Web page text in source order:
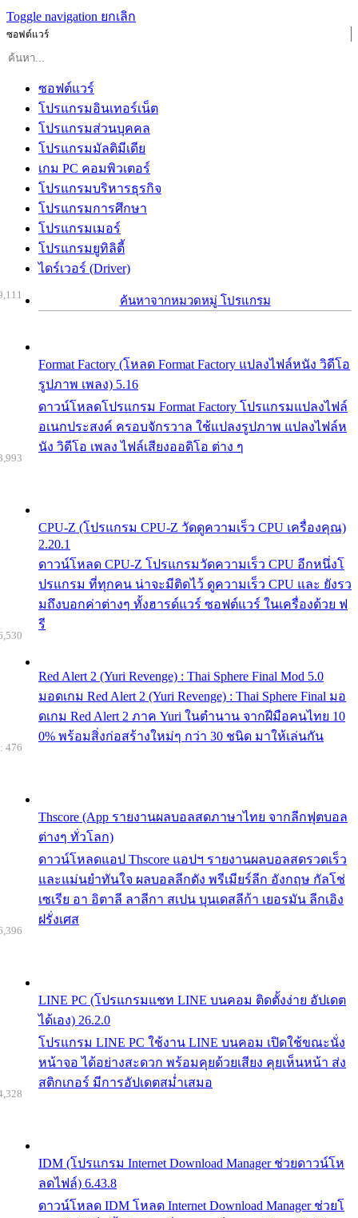
Toggle navigation ยกเลิก
ซอฟต์แวร์
ซอฟต์แวร์
โปรแกรมอินเทอร์เน็ต
โปรแกรมส่วนบุคคล
โปรแกรมมัลติมีเดีย
เกม PC คอมพิวเตอร์
โปรแกรมบริหารธุรกิจ
โปรแกรมการศึกษา
โปรแกรมเมอร์
โปรแกรมยูทิลิตี้
ไดร์เวอร์ (Driver)
ค้นหาจากหมวดหมู่ โปรแกรม
Format Factory (โหลด Format Factory แปลงไฟล์หนัง วิดีโอ
รูปภาพ เพลง) 5.16
ดาวน์โหลดโปรแกรม Format Factory โปรแกรมแปลงไฟล์
อเนกประสงค์ ครอบจักรวาล ใช้แปลงรูปภาพ แปลงไฟล์ห
นัง วิดีโอ เพลง ไฟล์เสียงออดิโอ ต่าง ๆ
CPU-Z (โปรแกรม CPU-Z วัดดูความเร็ว CPU เครื่องคุณ)
2.20.1
ดาวน์โหลด CPU-Z โปรแกรมวัดความเร็ว CPU อีกหนึ่งโ
ปรแกรม ที่ทุกคน น่าจะมีติดไว้ ดูความเร็ว CPU และ ยังรว
มถึงบอกค่าต่างๆ ทั้งฮารด์แวร์ ซอฟต์แวร์ ในเครื่องด้วย ฟ
รี
Red Alert 2 (Yuri Revenge) : Thai Sphere Final Mod 5.0
มอดเกม Red Alert 2 (Yuri Revenge) : Thai Sphere Final มอ
ดเกม Red Alert 2 ภาค Yuri ในตำนาน จากฝีมือคนไทย 10
0% พร้อมสิ่งก่อสร้างใหม่ๆ กว่า 30 ชนิด มาให้เล่นกัน
Thscore (App รายงานผลบอลสดภาษาไทย จากลีกฟุตบอล
ต่างๆ ทั่วโลก)
ดาวน์โหลดแอป Thscore แอปฯ รายงานผลบอลสดรวดเร็ว
และแม่นยำทันใจ ผลบอลลีกดัง พรีเมียร์ลีก อังกฤษ กัลโช่
เซเรีย อา อิตาลี ลาลีกา สเปน บุนเดสลีก้า เยอรมัน ลีกเอิง
ฝรั่งเศส
476
LINE PC (โปรแกรมแชท LINE บนคอม ติดตั้งง่าย อัปเดต
ได้เอง) 26.2.0
โปรแกรม LINE PC ใช้งาน LINE บนคอม เปิดใช้ขณะนั่ง
หน้าจอ ได้อย่างสะดวก พร้อมคุยด้วยเสียง คุยเห็นหน้า ส่ง
สติกเกอร์ มีการอัปเดตสม่ำเสมอ
IDM (โปรแกรม Internet Download Manager ช่วยดาวน์โห
ลดไฟล์) 6.43.8
ดาวน์โหลด IDM โหลด Internet Download Manager ช่วยโ